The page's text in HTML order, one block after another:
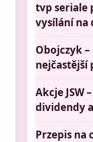
tvp seriale
vysílání na
Obojczyk
nejčastější
Akcje JSW
dividendy
Przepis na